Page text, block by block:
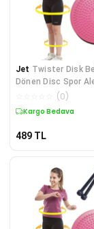
Jet Twister Disk
Dönen Disc Spor
Zayıflama Fitness
(0)
Kargo Bedava
489 TL